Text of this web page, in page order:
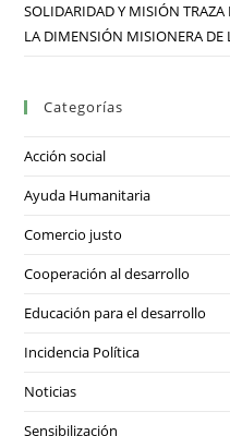
SOLIDARIDAD Y MISIÓN TRAZA
LA DIMENSIÓN MISIONERA DE
Categorías
Acción social
Ayuda Humanitaria
Comercio justo
Cooperación al desarrollo
Educación para el desarrollo
Incidencia Política
Noticias
Sensibilización